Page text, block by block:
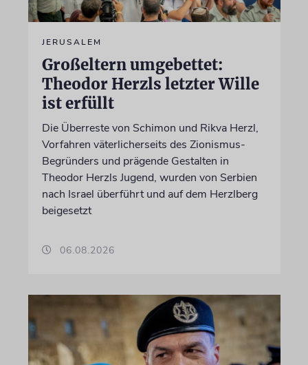
JERUSALEM
Großeltern umgebettet:
Theodor Herzls letzter Wille
ist erfüllt
Die Überreste von Schimon und Rikva Herzl,
Vorfahren väterlicherseits des Zionismus-
Begründers und prägende Gestalten in
Theodor Herzls Jugend, wurden von Serbien
nach Israel überführt und auf dem Herzlberg
beigesetzt
06.08.2026